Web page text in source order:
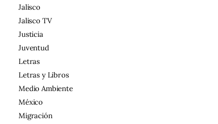
Jalisco
Jalisco TV
Justicia
Juventud
Letras
Letras y Libros
Medio Ambiente
México
Migración